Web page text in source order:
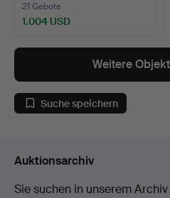
21 Gebote
1.004 USD
Weitere
Suche speichern
Auktionsarchiv
Sie suchen in unserem